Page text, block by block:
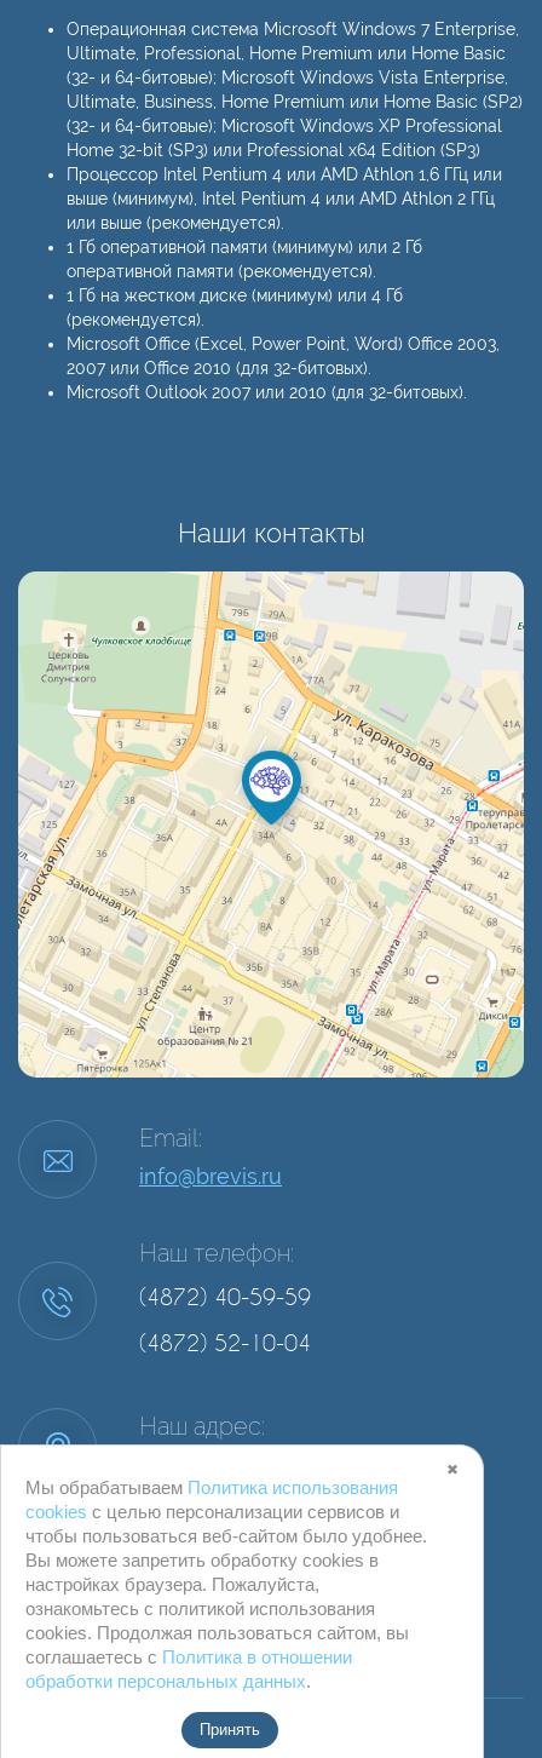
Операционная система Microsoft Windows 7 Enterprise,
Ultimate, Professional, Home Premium или Home Basic
(32- и 64-битовые); Microsoft Windows Vista Enterprise,
Ultimate, Business, Home Premium или Home Basic (SP2)
(32- и 64-битовые); Microsoft Windows XP Professional
Home 32-bit (SP3) или Professional х64 Edition (SP3)
Процессор Intel Pentium 4 или AMD Athlon 1,6 ГГц или
выше (минимум), Intel Pentium 4 или AMD Athlon 2 ГГц
или выше (рекомендуется).
1 Гб оперативной памяти (минимум) или 2 Гб
оперативной памяти (рекомендуется).
1 Гб на жестком диске (минимум) или 4 Гб
(рекомендуется).
Microsoft Office (Excel, Power Point, Word) Office 2003,
2007 или Office 2010 (для 32-битовых).
Microsoft Outlook 2007 или 2010 (для 32-битовых).
Наши контакты
Email:
info@brevis.ru
Наш телефон:
(4872) 40-59-59
(4872) 52-10-04
Наш адрес:
© ООО "Компания Бревис" г. Тула
✖
Мы обрабатываем Политика использования
cookies с целью персонализации сервисов и
чтобы пользоваться веб-сайтом было удобнее.
Вы можете запретить обработку сookies в
настройках браузера. Пожалуйста,
ознакомьтесь с политикой использования
cookies. Продолжая пользоваться сайтом, вы
соглашаетесь с Политика в отношении
обработки персональных данных.
Принять